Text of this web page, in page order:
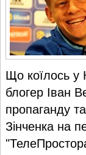
Що коїлось у
блогер Іван
пропаганду
Зінченка на